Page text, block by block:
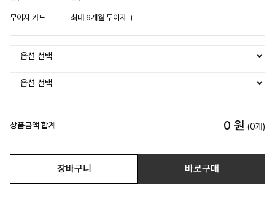
무이자 카드 최대 6개월 무이자
상품금액 합계 0 원 (0개)
장바구니 바로구매